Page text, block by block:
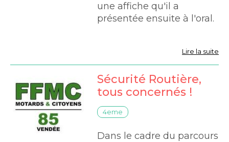
une affiche qu'il a
présentée ensuite à l'oral.
Lire la suite
Sécurité Routière,
tous concernés !
4eme
Dans le cadre du parcours